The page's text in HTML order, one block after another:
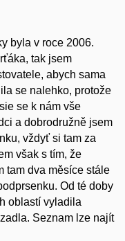
byla v roce 2006.
tak jsem
abych sama
se nalehko, protože
se k nám vše
a dobrodružně jsem
vždyť si tam za
však s tím, že
tam dva měsíce stále
Od té doby
oblastí vyladila
Seznam lze najít